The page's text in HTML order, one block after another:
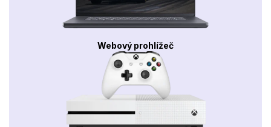
Webový prohlížeč